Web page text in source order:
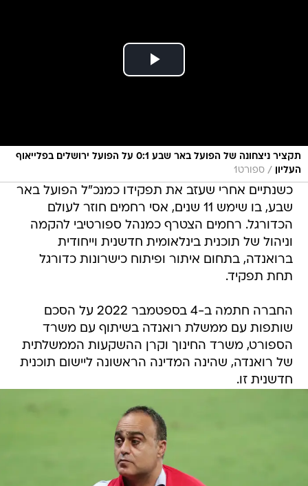
תקציר ניצחונה של הפועל באר שבע 0:1 על הפועל ירושלים בפלייאוף
העליון
/ ספורט1
כשנתיים אחרי שעזב את תפקידו כמנכ"ל הפועל באר
שבע, בו שימש 11 שנים, אסי רחמים חוזר לעולם
הכדורגל. רחמים הצטרף כמנהל ספורטיבי להקמה
וניהול של תוכנית בינלאומית חדשנית וייחודית
ברואנדה, בתחום איתור ופיתוח כישרונות כדורגל
תחת תפקיד.
החברה חתמה ב-4 בספטמבר 2022 על הסכם
שותפות עם ממשלת רואנדה בשיתוף עם משרד
הספורט, משרד החינוך וקרן ההשקעות הממשלתית
של רואנדה, שהינה המדינה הראשונה ליישום תוכנית
חדשנית זו.